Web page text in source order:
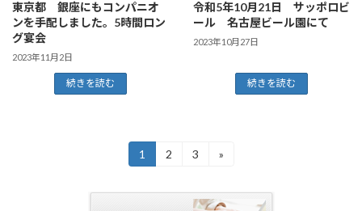
東京都 銀座にもコンパニオ
ンを手配しました。5時間ロン
グ宴会
2023年11月2日
続きを読む
令和5年10月21日 サッポロビ
ール 名古屋ビール園にて
2023年10月27日
続きを読む
固
定
1
固
2
固
ー
3 »